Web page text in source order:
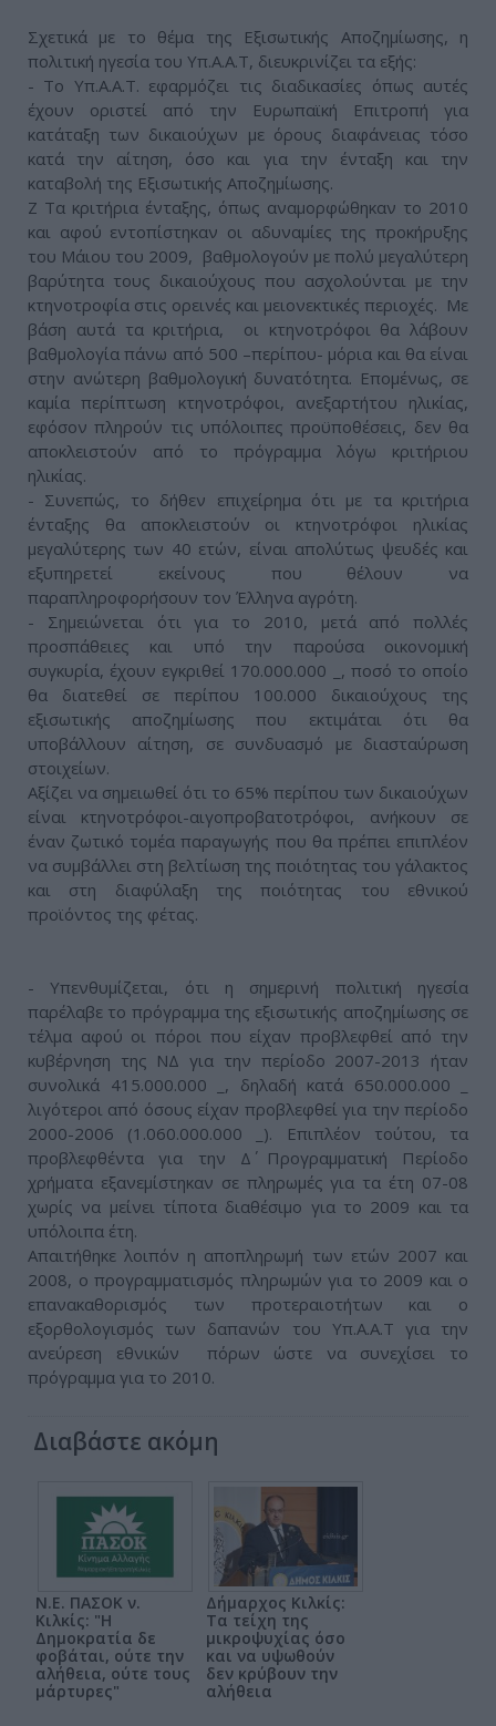
Σχετικά με το θέμα της Εξισωτικής Αποζημίωσης, η
πολιτική ηγεσία του Υπ.Α.Α.Τ, διευκρινίζει τα εξής:
- Το Υπ.Α.Α.Τ. εφαρμόζει τις διαδικασίες όπως αυτές
έχουν οριστεί από την Ευρωπαϊκή Επιτροπή για
κατάταξη των δικαιούχων με όρους διαφάνειας τόσο
κατά την αίτηση, όσο και για την ένταξη και την
καταβολή της Εξισωτικής Αποζημίωσης.
Ζ Τα κριτήρια ένταξης, όπως αναμορφώθηκαν το 2010
και αφού εντοπίστηκαν οι αδυναμίες της προκήρυξης
του Μάιου του 2009, βαθμολογούν με πολύ μεγαλύτερη
βαρύτητα τους δικαιούχους που ασχολούνται με την
κτηνοτροφία στις ορεινές και μειονεκτικές περιοχές. Με
βάση αυτά τα κριτήρια, οι κτηνοτρόφοι θα λάβουν
βαθμολογία πάνω από 500 –περίπου- μόρια και θα είναι
στην ανώτερη βαθμολογική δυνατότητα. Επομένως, σε
καμία περίπτωση κτηνοτρόφοι, ανεξαρτήτου ηλικίας,
εφόσον πληρούν τις υπόλοιπες προϋποθέσεις, δεν θα
αποκλειστούν από το πρόγραμμα λόγω κριτήριου
ηλικίας.
- Συνεπώς, το δήθεν επιχείρημα ότι με τα κριτήρια
ένταξης θα αποκλειστούν οι κτηνοτρόφοι ηλικίας
μεγαλύτερης των 40 ετών, είναι απολύτως ψευδές και
εξυπηρετεί εκείνους που θέλουν να
παραπληροφορήσουν τον Έλληνα αγρότη.
- Σημειώνεται ότι για το 2010, μετά από πολλές
προσπάθειες και υπό την παρούσα οικονομική
συγκυρία, έχουν εγκριθεί 170.000.000 _, ποσό το οποίο
θα διατεθεί σε περίπου 100.000 δικαιούχους της
εξισωτικής αποζημίωσης που εκτιμάται ότι θα
υποβάλλουν αίτηση, σε συνδυασμό με διασταύρωση
στοιχείων.
Αξίζει να σημειωθεί ότι το 65% περίπου των δικαιούχων
είναι κτηνοτρόφοι-αιγοπροβατοτρόφοι, ανήκουν σε
έναν ζωτικό τομέα παραγωγής που θα πρέπει επιπλέον
να συμβάλλει στη βελτίωση της ποιότητας του γάλακτος
και στη διαφύλαξη της ποιότητας του εθνικού
προϊόντος της φέτας.
- Υπενθυμίζεται, ότι η σημερινή πολιτική ηγεσία
παρέλαβε το πρόγραμμα της εξισωτικής αποζημίωσης σε
τέλμα αφού οι πόροι που είχαν προβλεφθεί από την
κυβέρνηση της ΝΔ για την περίοδο 2007-2013 ήταν
συνολικά 415.000.000 _, δηλαδή κατά 650.000.000 _
λιγότεροι από όσους είχαν προβλεφθεί για την περίοδο
2000-2006 (1.060.000.000 _). Επιπλέον τούτου, τα
προβλεφθέντα για την Δ΄ Προγραμματική Περίοδο
χρήματα εξανεμίστηκαν σε πληρωμές για τα έτη 07-08
χωρίς να μείνει τίποτα διαθέσιμο για το 2009 και τα
υπόλοιπα έτη.
Απαιτήθηκε λοιπόν η αποπληρωμή των ετών 2007 και
2008, ο προγραμματισμός πληρωμών για το 2009 και ο
επανακαθορισμός των προτεραιοτήτων και ο
εξορθολογισμός των δαπανών του Υπ.Α.Α.Τ για την
ανεύρεση εθνικών πόρων ώστε να συνεχίσει το
πρόγραμμα για το 2010.
Διαβάστε ακόμη
Ν.Ε. ΠΑΣΟΚ ν.
Κιλκίς: "Η
Δημοκρατία δε
φοβάται, ούτε την
αλήθεια, ούτε τους
μάρτυρες"
Δήμαρχος Κιλκίς:
Τα τείχη της
μικροψυχίας όσο
και να υψωθούν
δεν κρύβουν την
αλήθεια